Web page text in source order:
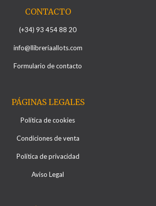
CONTACTO
(+34) 93 454 88 20
info@llibreriaallots.com
Formulario de contacto
PÁGINAS LEGALES
Política de cookies
Condiciones de venta
Política de privacidad
Aviso Legal